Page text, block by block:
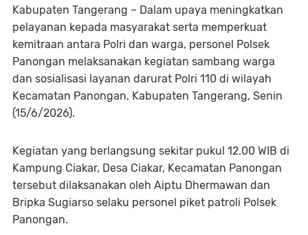
Kabupaten Tangerang – Dalam upaya meningkatkan
pelayanan kepada masyarakat serta memperkuat
kemitraan antara Polri dan warga, personel Polsek
Panongan melaksanakan kegiatan sambang warga
dan sosialisasi layanan darurat Polri 110 di wilayah
Kecamatan Panongan, Kabupaten Tangerang, Senin
(15/6/2026).
Kegiatan yang berlangsung sekitar pukul 12.00 WIB di
Kampung Ciakar, Desa Ciakar, Kecamatan Panongan
tersebut dilaksanakan oleh Aiptu Dhermawan dan
Bripka Sugiarso selaku personel piket patroli Polsek
Panongan.